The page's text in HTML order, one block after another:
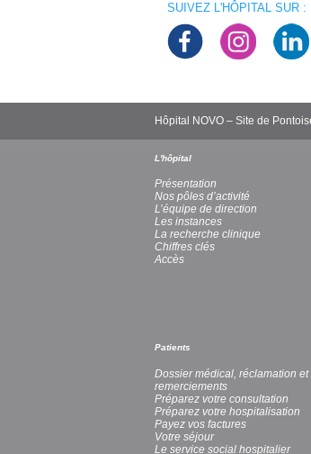
SUIVEZ L'HÔPITAL SUR :
Hôpital NOVO – Site de
L'hôpital
Présentation
Nos pôles d’activité
L’équipe de direction
Les instances
La recherche clinique
Chiffres clés
Accès
Patients
Dossier médical, réclamation et
remerciements
Préparez votre consultation
Préparez votre hospitalisation
Payez vos factures
Votre séjour
Le service social hospitalier